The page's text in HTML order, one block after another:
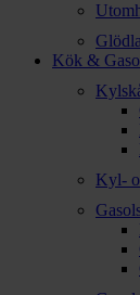
Kök &
Kyl-